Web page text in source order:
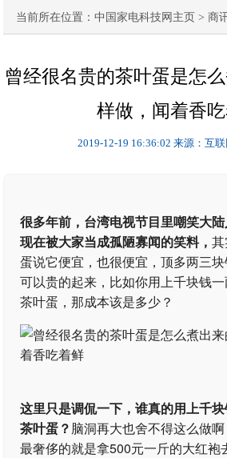
当前所在位置：中国家电科技网主页 >商
曾经很名贵的茶叶蛋是怎
样做，闻着香
2019-12-19 16:36:02 来源：互联
很多年前，台湾电视节目里嘲笑大陆
现在被大家当成孤陋寡闻的笑料，
蛋说它便宜，也很便宜，顶多两三
可以贵的起来，比如你用上千块钱
茶叶蛋，那成本该是多少？
这里只是调侃一下，谁真的用上千
茶叶蛋？脑洞再大也舍不得这么做
最奢侈的就是拿500元一斤的大红袍